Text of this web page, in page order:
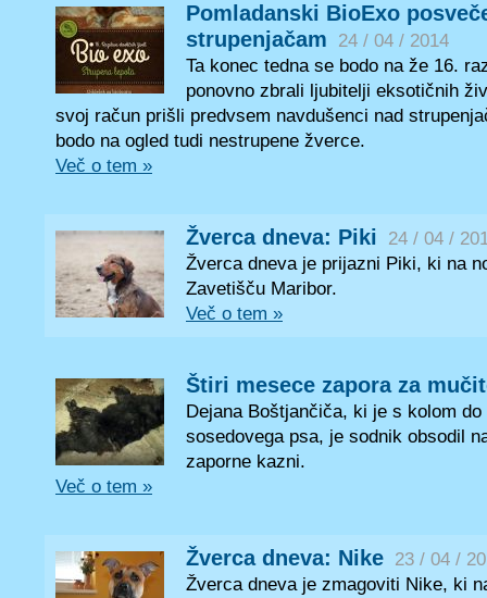
Pomladanski BioExo
strupenjačam
24 / 04 / 2014
Ta konec tedna se bodo na že 16.
ponovno zbrali ljubitelji eksotičnih
svoj račun prišli predvsem navdušenci nad
bodo na ogled tudi nestrupene žverce.
Več o tem »
Žverca dneva: Piki
24 / 04 /
Žverca dneva je prijazni Piki, ki na
Zavetišču Maribor.
Več o tem »
Štiri mesece zapora za
Dejana Boštjančiča, ki je s kolom
sosedovega psa, je sodnik obsodil
zaporne kazni.
Več o tem »
Žverca dneva: Nike 23 / 04 /
Žverca dneva je zmagoviti Nike, ki